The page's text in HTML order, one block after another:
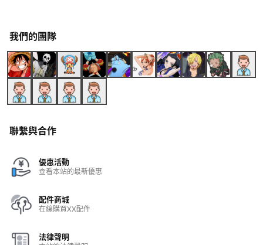
我們的團隊
聯繫與合作
優惠活動
查看本站的最新優惠
配件商城
在線購買XX配件
法律聲明